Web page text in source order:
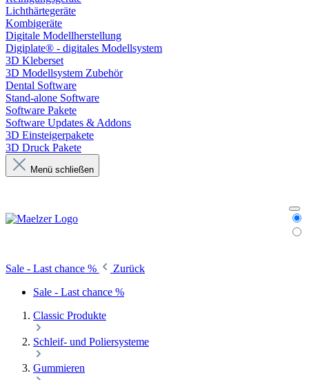
Lichthärtegeräte
Kombigeräte
Digitale Modellherstellung
Digiplate® - digitales Modellsystem
3D Kleberset
3D Modellsystem Zubehör
Dental Software
Stand-alone Software
Software Pakete
Software Updates & Addons
3D Einsteigerpakete
3D Druck Pakete
Menü schließen
Sale - Last chance %
Zurück
Sale - Last chance %
Classic Produkte
Schleif- und Poliersysteme
Gummieren